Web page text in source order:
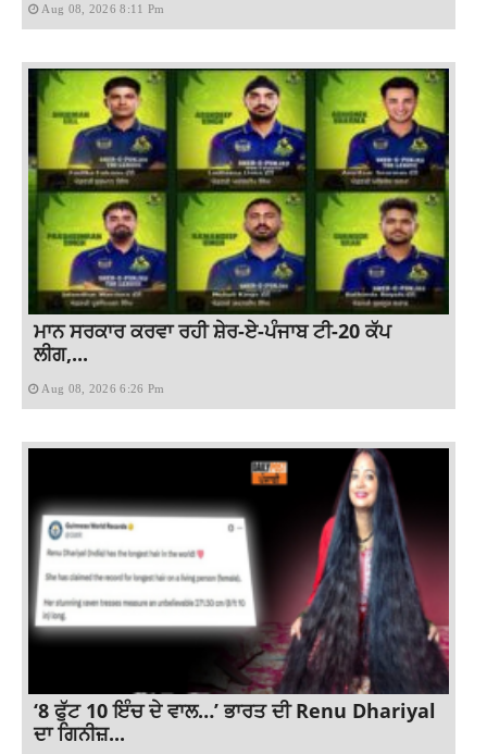
Aug 08, 2026 8:11 Pm
ਮਾਨ ਸਰਕਾਰ ਕਰਵਾ ਰਹੀ ਸ਼ੇਰ-ਏ-ਪੰਜਾਬ ਟੀ-20 ਕੱਪ
ਲੀਗ,...
Aug 08, 2026 6:26 Pm
‘8 ਫੁੱਟ 10 ਇੰਚ ਦੇ ਵਾਲ…’ ਭਾਰਤ ਦੀ Renu Dhariyal
ਦਾ ਗਿਨੀਜ਼...